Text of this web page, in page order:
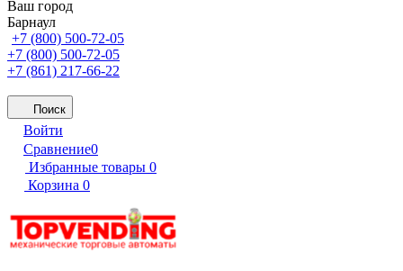
Ваш город
Барнаул
+7 (800) 500-72-05
+7 (800) 500-72-05
+7 (861) 217-66-22
Поиск
Войти
Сравнение0
Избранные товары 0
Корзина 0